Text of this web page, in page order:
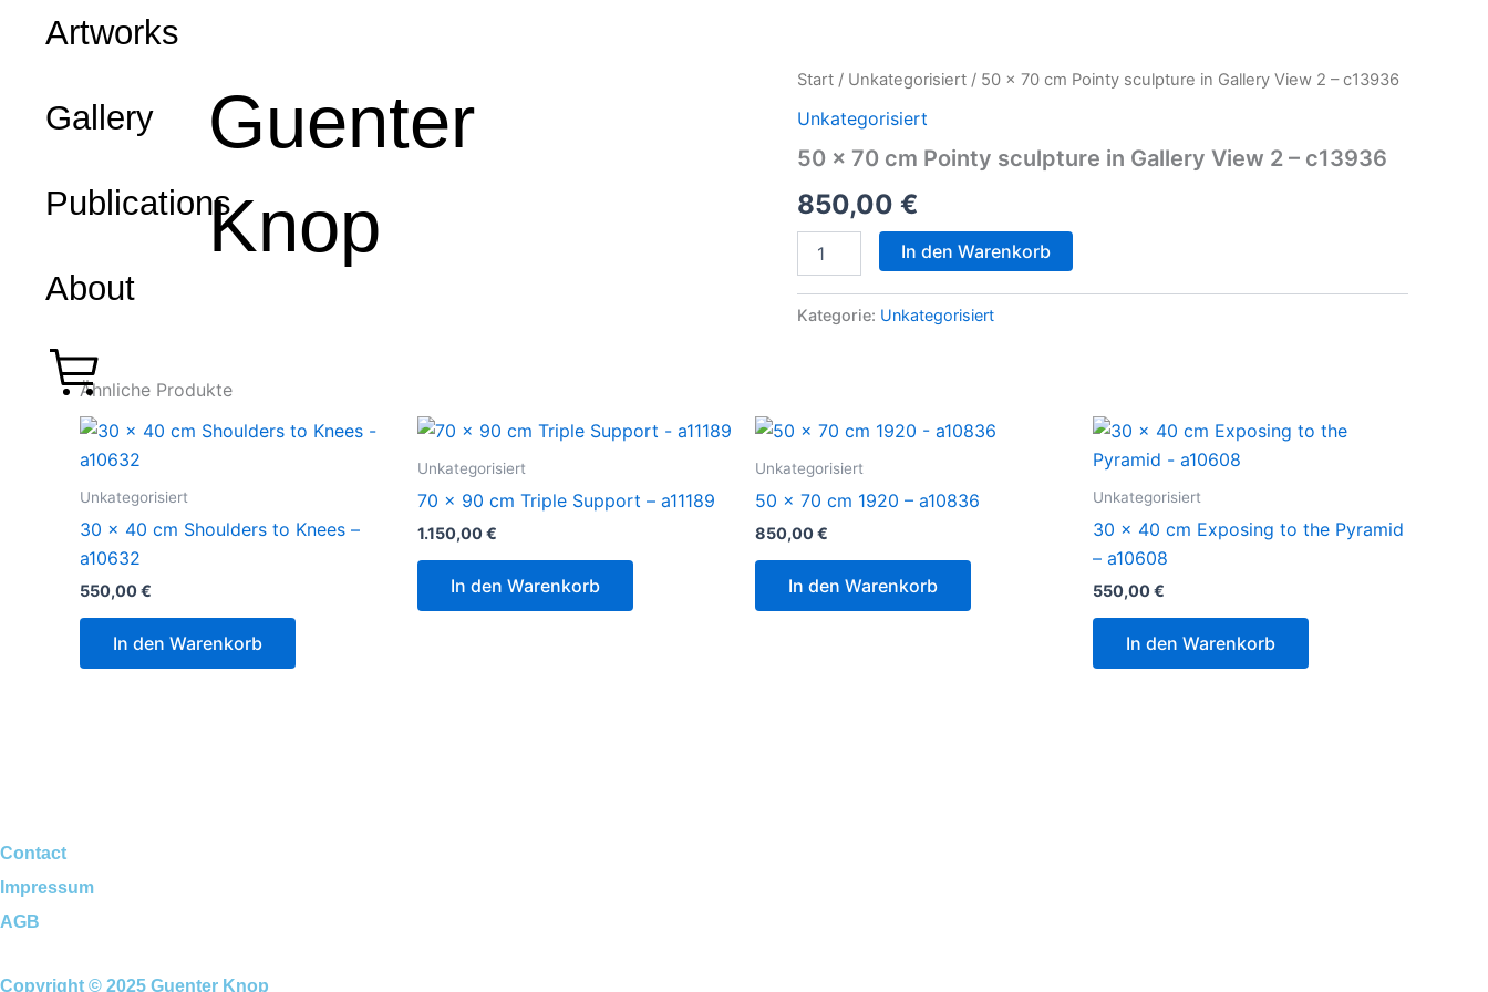
Guenter
Knop
Artworks
Gallery
Publications
About
Start / Unkategorisiert / 50 x 70 cm Pointy sculpture in Gallery View 2 – c13936
Unkategorisiert
50 x 70 cm Pointy sculpture in Gallery View 2 – c13936
850,00 €
50
70
Pointy
in
Gallery
View
2
-
c13936
In den Warenkorb
Kategorie: Unkategorisiert
Ähnliche Produkte
Unkategorisiert
30 x 40 cm Shoulders to Knees –
a10632
550,00€
In den Warenkorb
Unkategorisiert
70 x 90 cm Triple Support – a11189
1.150,00€
In den Warenkorb
Unkategorisiert
50 x 70 cm 1920 – a10836
850,00€
In den Warenkorb
Unkategorisiert
30 x 40 cm Exposing to the Pyramid
– a10608
550,00€
In den Warenkorb
Contact
Impressum
AGB
Copyright © 2025 Guenter Knop